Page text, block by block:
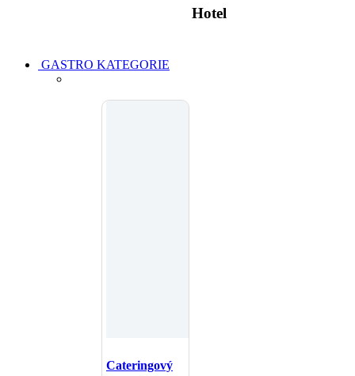
Hotel
GASTRO KATEGORIE
Cateringový